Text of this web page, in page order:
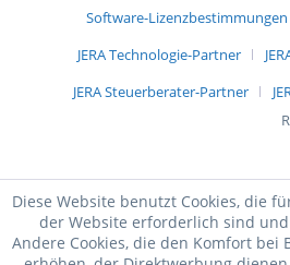
Software-Lizenzbestimmungen
JERA Technologie-Partner
JERA Steuerberater-Partner
Diese Website benutzt Cookies, die
der Website erforderlich sind
Andere Cookies, die den Komfort bei